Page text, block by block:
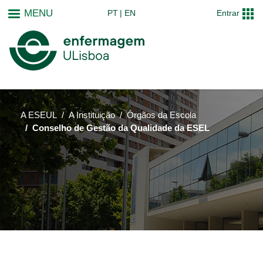
MENU PT EN Entrar
A ESEUL A Instituição
Órgãos da Escola
Conselho de Gestão da Qualidade da ESEL